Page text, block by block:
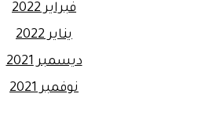
فبراير 2022
يناير 2022
ديسمبر 2021
نوفمبر 2021